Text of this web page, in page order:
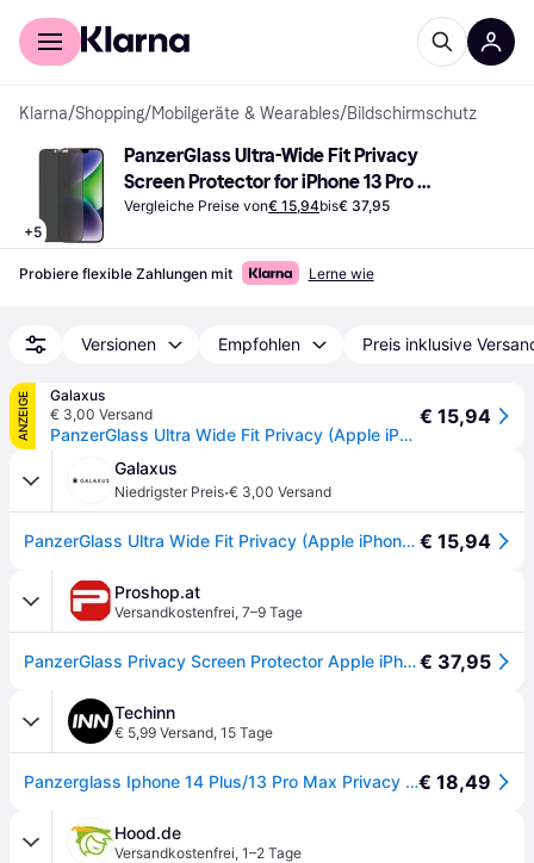
Für Shopper
Klarna/Shopping/Mobilgeräte & Wearables/Bildschirmschutz
+5
PanzerGlass Ultra-Wide Fit Privacy
Screen Protector for iPhone 13 Pro
Max/14 Plus
Vergleiche Preise von€ 15,94bis€ 37,95
Probiere flexible Zahlungen mit Lerne wie
Versionen Empfohlen Preis inklusive
ANZEIGE
Galaxus
€ 3,00 Versand
PanzerGlass Ultra Wide Fit Privacy (Apple iPhone 13 Pro Max, Apple iPhone 14 Plus), Smartphone Schutzfolie, Schwarz
€ 15,94
Galaxus
Niedrigster Preis·€ 3,00 Versand
PanzerGlass Ultra Wide Fit Privacy (Apple iPhone 13 Pro Max, Apple iPhone 14 Plus), Smartphone Schutzfolie, Schwarz € 15,94
Proshop.at
Versandkostenfrei, 7–9 Tage
PanzerGlass Privacy Screen Protector Apple iPhone 14 Plus | 13 Pro Max | Ultra-Wide Fit€ 37,95
Techinn
€ 5,99 Versand, 15 Tage
Panzerglass Iphone 14 Plus/13 Pro Max Privacy Screen Protector Durchsichtig€ 18,49
Hood.de
Versandkostenfrei, 1–2 Tage